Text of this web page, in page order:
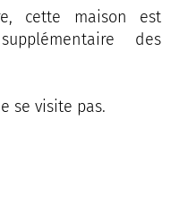
cette maison est
des
se visite pas.